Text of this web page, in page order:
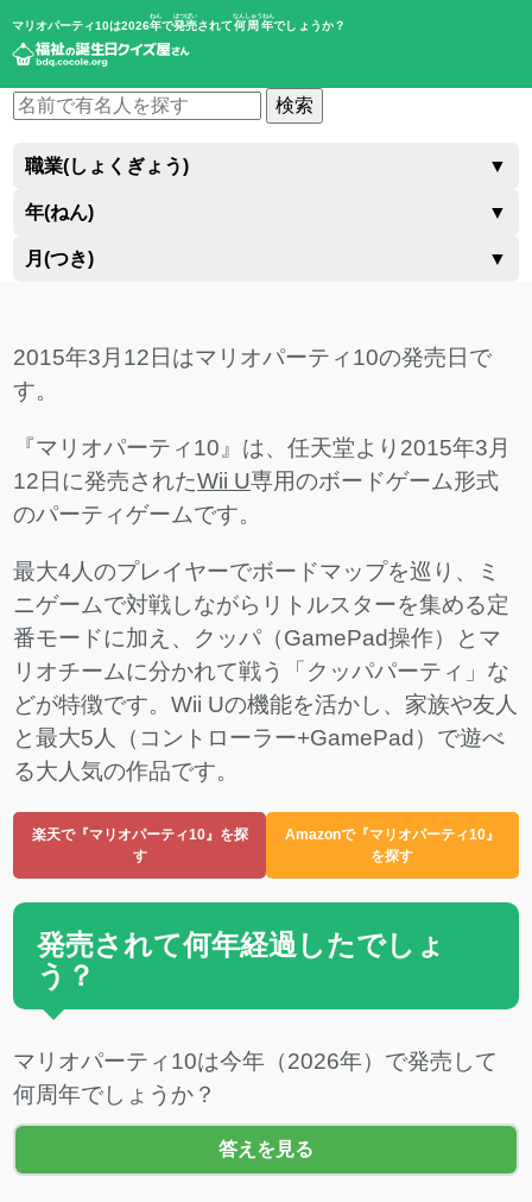
マリオパーティ10は2026年
ねん
で発売
はつばい
されて何周年
なんしゅうねん
でしょうか？
検索
職業(しょくぎょう) ▼
年(ねん) ▼
月(つき) ▼
2015年3月12日はマリオパーティ10の発売日で
す。
『マリオパーティ10』は、任天堂より2015年3月
12日に発売されたWii U専用のボードゲーム形式
のパーティゲームです。
最大4人のプレイヤーでボードマップを巡り、ミ
ニゲームで対戦しながらリトルスターを集める定
番モードに加え、クッパ（GamePad操作）とマ
リオチームに分かれて戦う「クッパパーティ」な
どが特徴です。Wii Uの機能を活かし、家族や友人
と最大5人（コントローラー+GamePad）で遊べ
る大人気の作品です。
楽天で『マリオパーティ10』を探
す
Amazonで『マリオパーティ10』
を探す
発売されて何年経過したでしょ
う？
マリオパーティ10は今年（2026年）で発売して
何周年でしょうか？
答えを見る